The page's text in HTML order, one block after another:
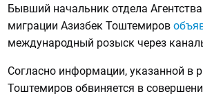
Бывший начальник отдела
миграции Азизбек Тоштемиров
международный розыск через
Согласно информации, указанной в
Тоштемиров обвиняется в